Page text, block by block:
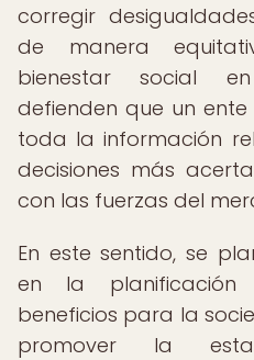
corregir
de manera
bienestar social
defienden que un
toda la información
decisiones más
con las fuerzas del
En este sentido, se
en la
beneficios para la
promover la